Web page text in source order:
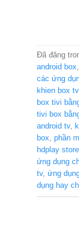
Đã đăng
android box,
các ứng
khien box
box tivi
tivi box
android tv,
box, phần
hdplay store
ứng dụng
tv, ứng
dụng hay